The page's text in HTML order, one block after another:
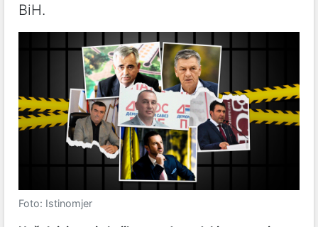
BiH.
Foto: Istinomjer